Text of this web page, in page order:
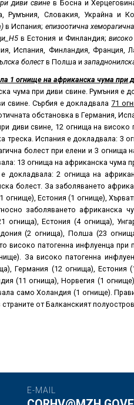
диви свинев Босна и
Румъния, Словакия, Украйна и
в Испания; епизоотична
H5в Естония и Финландия;
Испания, Финландия, Франция,
болеств Полша и
1 огнище на африканска чума
чума при диви свине. Румъния е
свине. Сърбия е докладвала 71
обстановка в Германия,
диви свине, 12 огнища на
треска. Испания е докладвала: 3
болест при елени и 3 огнища
13 огнища на африканска чума
докладвала: 2 огнища на
болест. За заболяването
огнище), Естония (1 огнище),
заболяването африканска
огнища), Естония (4 огнища),
(2 огнища), Полша (23
високо патогенна инфлуенца
За високо патогенна
Германия (12 огнища),
(11 огнища), Норвегия (1
само Холандия (1 огнище).
от Балканският
E-MAIL